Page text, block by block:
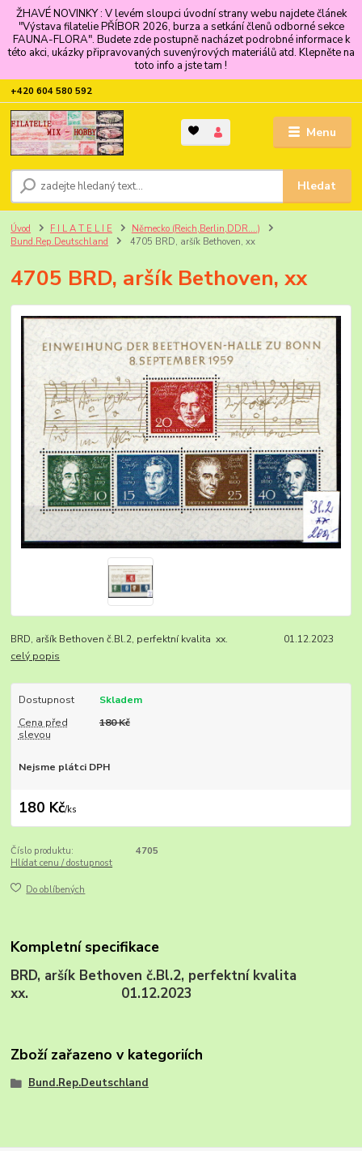
ŽHAVÉ NOVINKY : V levém sloupci úvodní strany webu najdete článek
"Výstava filatelie PŘÍBOR 2026, burza a setkání členů odborné sekce
FAUNA-FLORA". Budete zde postupně nacházet podrobné informace k
této akci, ukázky připravovaných suvenýrových materiálů atd. Klepněte na
toto info a jste tam !
Menu
Hledat
+420 604 580 592
Úvod F I L A T E L I E
Německo (Reich,Berlin,DDR....)
Bund.Rep.Deutschland
4705 BRD, aršík Bethoven, xx
4705 BRD, aršík Bethoven, xx
BRD, aršík Bethoven č.Bl.2, perfektní kvalita xx. 01.12.2023
celý popis
Dostupnost
Skladem
Cena před
slevou
180 Kč
Nejsme plátci DPH
180 Kč/ks
Číslo produktu:
4705
Hlídat cenu / dostupnost
Do oblíbených
Kompletní specifikace
BRD, aršík Bethoven č.Bl.2, perfektní kvalita
xx. 01.12.2023
Zboží zařazeno v kategoriích
Bund.Rep.Deutschland